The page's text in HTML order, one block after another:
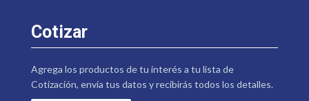
Cotizar
Agrega los productos de tu interés a tu lista de
Cotización, envía tus datos y recibirás todos los detalles.